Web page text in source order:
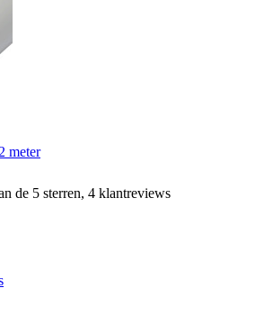
meter
de 5 sterren, 4 klantreviews